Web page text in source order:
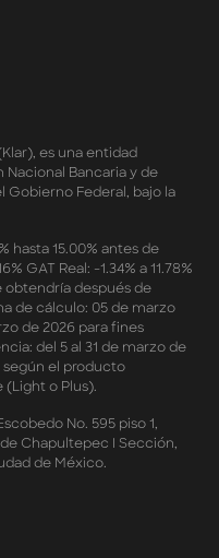
te lleva a la
Dobles “3 de 3” 2026
Tasa de Interés en
- Tasas
de Cashback
Enero -
Intereses y SplitK
a la Tarjeta de
es una entidad
Bancaria y de
Gobierno Federal, bajo la
hasta 15.00% antes de
GAT Real: -1.34% a 11.78%
obtendría después de
de cálculo: 05 de marzo
de 2026 para fines
del 5 al 31 de marzo de
según el producto
o Plus).
No. 595 piso 1,
Chapultepec I Sección,
de México.